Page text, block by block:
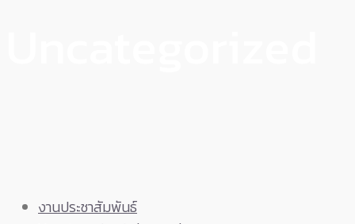
งานประชาสัมพันธ์